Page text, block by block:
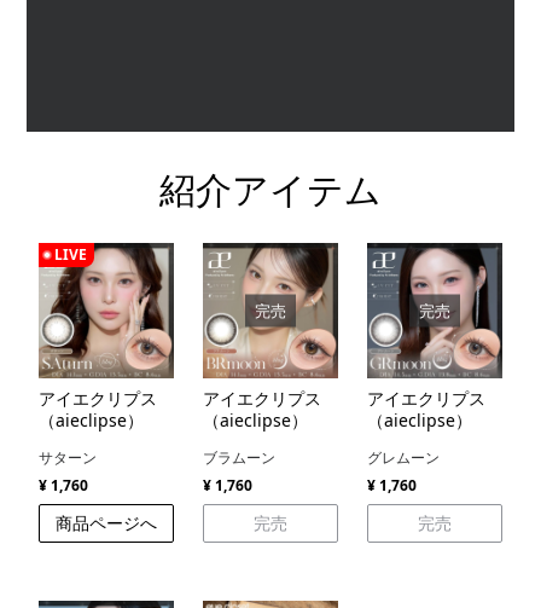
紹介アイテム
LIVE
アイエクリプス
（aieclipse）
サターン
¥ 1,760
商品ページへ
完売
アイエクリプス
（aieclipse）
ブラムーン
¥ 1,760
完売
完売
アイエクリプス
（aieclipse）
グレムーン
¥ 1,760
完売